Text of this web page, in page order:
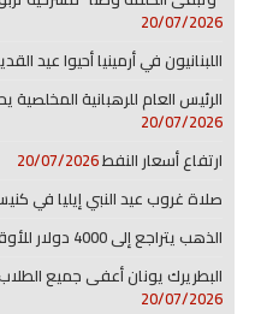
20/07/2026
اللبنانيون في أرمينيا أحيوا عيد
الرئيس العام للرهبانية
20/07/2026
ارتفاع أسعار النفط20/07/2026
صلاة غروب عيد النبي إيليا في
الذهب يتراجع إلى 4000 دولار للأوقية
البطريرك يونان أعفى جميع
20/07/2026